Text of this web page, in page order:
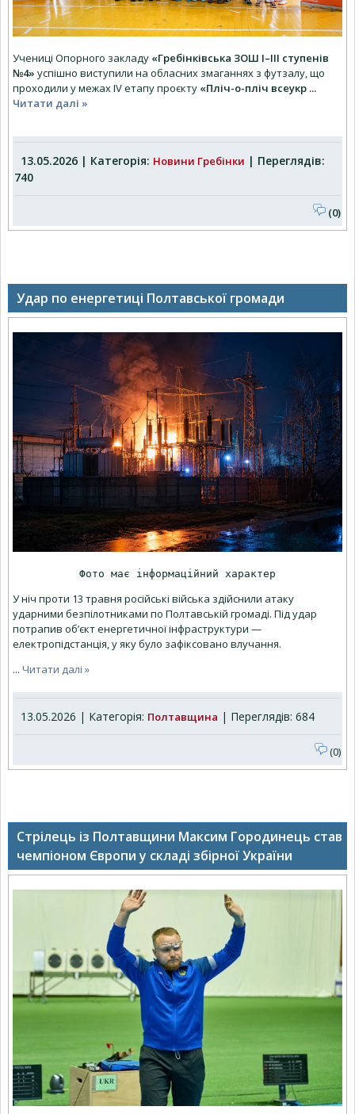
Учениці Опорного закладу «Гребінківська ЗОШ І–ІІІ ступенів
№4» успішно виступили на обласних змаганнях з футзалу, що
проходили у межах IV етапу проєкту «Пліч-о-пліч всеукр ...
Читати далі »
13.05.2026 | Категорія: Новини Гребінки | Переглядів:
740
(0)
Удар по енергетиці Полтавської громади
Фото має інформаційний характер
У ніч проти 13 травня російські війська здійснили атаку
ударними безпілотниками по Полтавській громаді. Під удар
потрапив об’єкт енергетичної інфраструктури —
електропідстанція, у яку було зафіксовано влучання.
... Читати далі »
13.05.2026 | Категорія: Полтавщина | Переглядів: 684
(0)
Стрілець із Полтавщини Максим Городинець став
чемпіоном Європи у складі збірної України